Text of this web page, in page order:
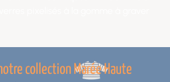
collection Marée Haute